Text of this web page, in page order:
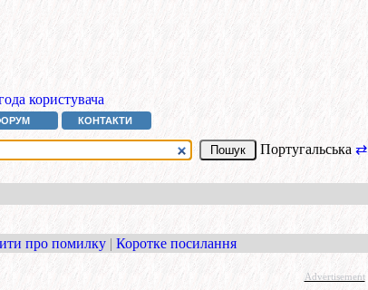
користувача
КОНТАКТИ
Португальська ⇄
про помилку | Коротке посилання
Advertisement